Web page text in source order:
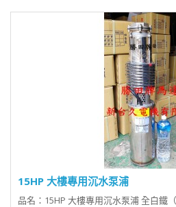
15HP 大樓專用沉水泵浦
品名：15HP 大樓專用沉水泵浦 全白鐵